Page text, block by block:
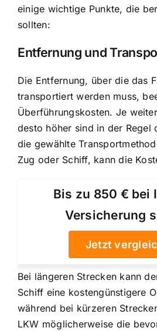
einige wichtige Punkte, die
sollten:
Entfernung und
Die Entfernung, über die das
transportiert werden muss,
Überführungskosten. Je
desto höher sind in der Regel
die gewählte
Zug oder Schiff, kann die
Bis zu 850 € bei
Versicherung
Jetzt
Bei längeren Strecken kann
Schiff eine kostengünstigere
während bei kürzeren
LKW möglicherweise die